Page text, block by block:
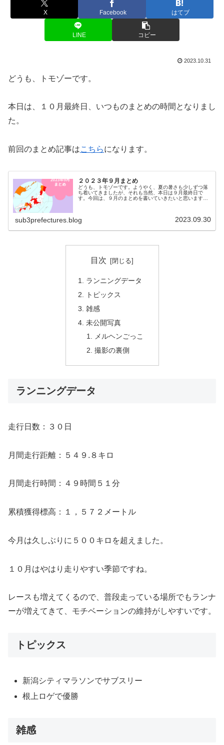
X Facebook はてブ
LINE コピー
2023.10.31
どうも、トモゾーです。
本日は、１０月最終日、いつものまとめの時間となりまし
た。
前回のまとめ記事はこちらになります。
２０２３年９月まとめ
どうも、トモゾーです。ようやく、夏の暑さも少しずつ落
ち着いてきましたが、それも当然、本日は９月最終日で
す。今回は、９月のまとめを書いていきたいと思います。
sub3prefectures.blog 2023.09.30
目次
ランニングデータ
トピックス
雑感
未公開写真
メルヘンごっこ
撮影の裏側
ランニングデータ
走行日数：３０日
月間走行距離：５４９.８キロ
月間走行時間：４９時間５１分
累積獲得標高：１，５７２メートル
今月は久しぶりに５００キロを超えました。
１０月はやはり走りやすい季節ですね。
レースも増えてくるので、普段走っている場所でもランナ
ーが増えてきて、モチベーションの維持がしやすいです。
トピックス
新潟シティマラソンでサブスリー
根上ロゲで優勝
雑感